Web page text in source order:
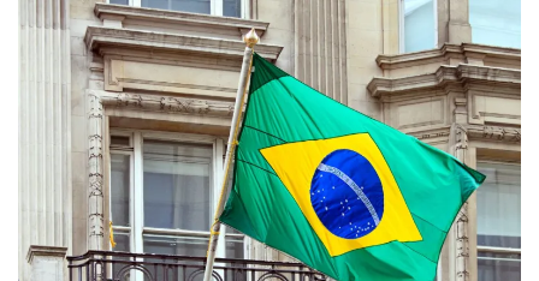
nuevo plan fiscal